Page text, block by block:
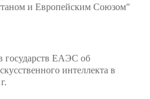
и Европейским Союзом"
государств ЕАЭС об
интеллекта в